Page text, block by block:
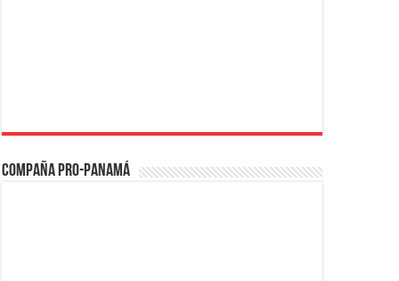
Compaña PRO-Panamá